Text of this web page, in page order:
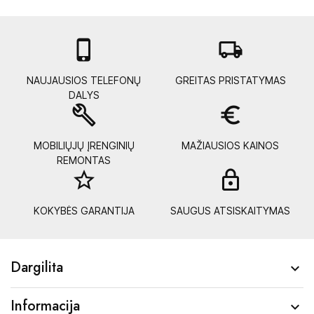

NAUJAUSIOS TELEFONŲ
DALYS
local_shipping
GREITAS PRISTATYMAS
build
MOBILIŲJŲ ĮRENGINIŲ
REMONTAS
euro_symbol
MAŽIAUSIOS KAINOS
star_border
KOKYBĖS GARANTIJA SAUGUS ATSISKAITYMAS
Dargilita 
Informacija 